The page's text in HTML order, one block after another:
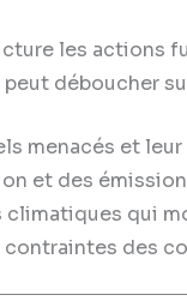
les actions
déboucher
menacés et
et des
qui
des